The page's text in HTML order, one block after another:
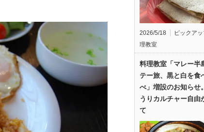
2026/5/18 ピックア
理教室
料理教室「マレー半
テー旅、黒と白を食
べ」増設のお知らせ
うりカルチャー自由
て